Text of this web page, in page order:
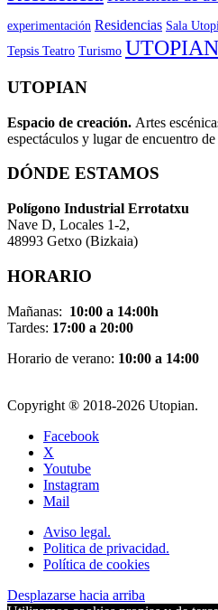
experimentación Residencias Sala
Tepsis Teatro Turismo UTOPIAN
UTOPIAN
Espacio de creación. Artes
espectáculos y lugar de encuentro de
DÓNDE ESTAMOS
Polígono Industrial Errotatxu
Nave D, Locales 1-2,
48993 Getxo (Bizkaia)
HORARIO
Mañanas: 10:00 a 14:00h
Tardes: 17:00 a 20:00
Horario de verano: 10:00 a 14:00
Copyright ® 2018-2026 Utopian.
Facebook
X
Youtube
Instagram
Mail
Aviso legal.
Politica de privacidad.
Política de cookies
Desplazarse hacia arriba